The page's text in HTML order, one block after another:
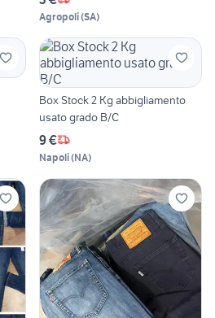
Agropoli(SA)
Box Stock 2 Kg abbigliamento
usato grado B/C
9 €
Napoli(NA)